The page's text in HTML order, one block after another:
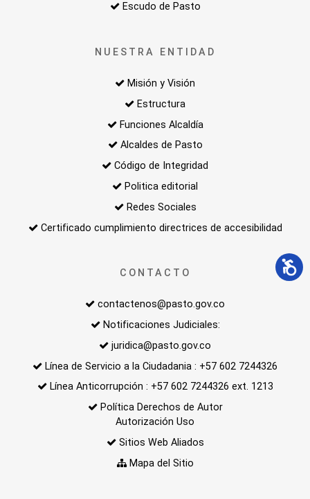
Escudo de Pasto
NUESTRA ENTIDAD
Misión y Visión
Estructura
Funciones Alcaldía
Alcaldes de Pasto
Código de Integridad
Politica editorial
Redes Sociales
Certificado cumplimiento directrices de accesibilidad
CONTACTO
contactenos@pasto.gov.co
Notificaciones Judiciales:
juridica@pasto.gov.co
Línea de Servicio a la Ciudadania : +57 602 7244326
Línea Anticorrupción : +57 602 7244326 ext. 1213
Política Derechos de Autor
Autorización Uso
Sitios Web Aliados
Mapa del Sitio